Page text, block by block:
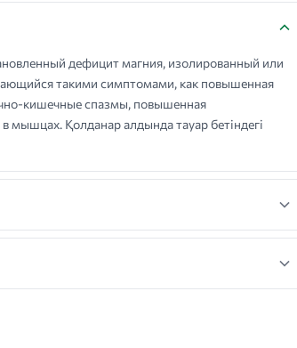
дефицит магния, изолированный или
такими симптомами, как повышенная
кишечные спазмы, повышенная
Қолданар алдында тауар бетіндегі